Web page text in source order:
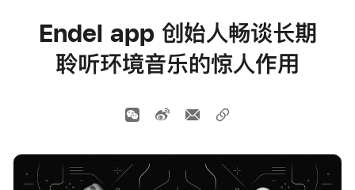
Endel app 创始人畅谈长期
聆听环境音乐的惊人作用